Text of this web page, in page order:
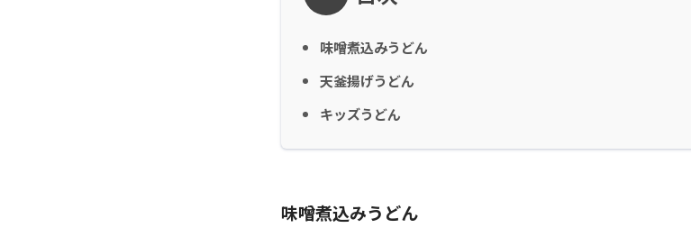
味噌煮込みうどん
天釜揚げうどん
キッズうどん
味噌煮込みうどん